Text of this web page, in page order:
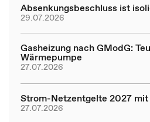
Absenkungsbeschluss ist
29.07.2026
Gasheizung nach GModG:
Wärmepumpe
27.07.2026
Strom-Netzentgelte 2027
27.07.2026